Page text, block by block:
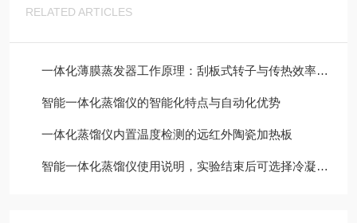
RELATED ARTICLES
一体化薄膜蒸发器工作原理：刮板式转子与传热效率分析
智能一体化蒸馏仪的智能化特点与自动化优势
一体化蒸馏仪内置温度检测的远红外陶瓷加热板
智能一体化蒸馏仪使用说明，实验结束后可选择冷凝水自动排空功能